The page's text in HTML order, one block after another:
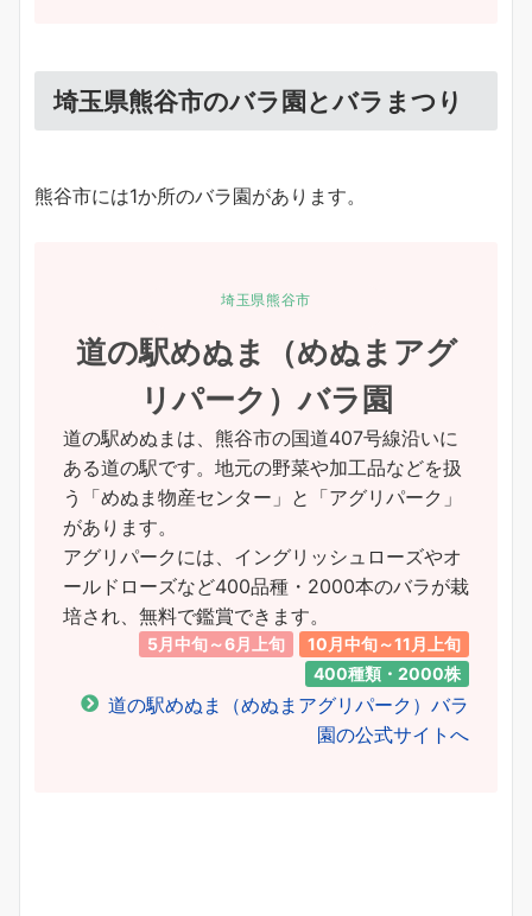
埼玉県熊谷市のバラ園とバラまつり
熊谷市には1か所のバラ園があります。
埼玉県熊谷市
道の駅めぬま（めぬまアグ
リパーク）バラ園
道の駅めぬまは、熊谷市の国道407号線沿いに
ある道の駅です。地元の野菜や加工品などを扱
う「めぬま物産センター」と「アグリパーク」
があります。
アグリパークには、イングリッシュローズやオ
ールドローズなど400品種・2000本のバラが栽
培され、無料で鑑賞できます。
5月中旬～6月上旬
10月中旬～11月上旬
400種類・2000株
道の駅めぬま（めぬまアグリパーク）バラ
園の公式サイトへ